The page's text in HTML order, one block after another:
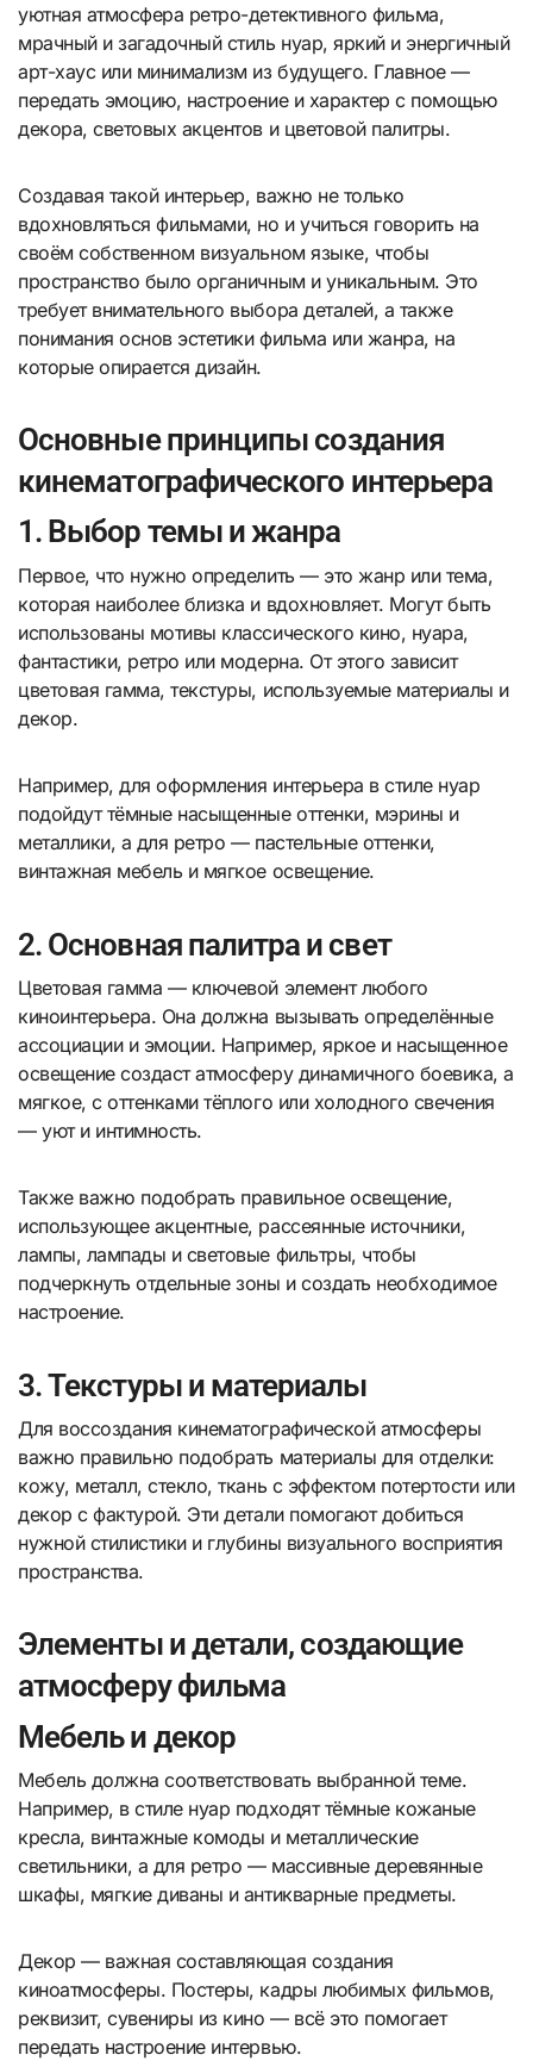
уютная атмосфера ретро-детективного фильма,
мрачный и загадочный стиль нуар, яркий и энергичный
арт-хаус или минимализм из будущего. Главное —
передать эмоцию, настроение и характер с помощью
декора, световых акцентов и цветовой палитры.
Создавая такой интерьер, важно не только
вдохновляться фильмами, но и учиться говорить на
своём собственном визуальном языке, чтобы
пространство было органичным и уникальным. Это
требует внимательного выбора деталей, а также
понимания основ эстетики фильма или жанра, на
которые опирается дизайн.
Основные принципы создания
кинематографического интерьера
1. Выбор темы и жанра
Первое, что нужно определить — это жанр или тема,
которая наиболее близка и вдохновляет. Могут быть
использованы мотивы классического кино, нуара,
фантастики, ретро или модерна. От этого зависит
цветовая гамма, текстуры, используемые материалы и
декор.
Например, для оформления интерьера в стиле нуар
подойдут тёмные насыщенные оттенки, мэрины и
металлики, а для ретро — пастельные оттенки,
винтажная мебель и мягкое освещение.
2. Основная палитра и свет
Цветовая гамма — ключевой элемент любого
киноинтерьера. Она должна вызывать определённые
ассоциации и эмоции. Например, яркое и насыщенное
освещение создаст атмосферу динамичного боевика, а
мягкое, с оттенками тёплого или холодного свечения
— уют и интимность.
Также важно подобрать правильное освещение,
использующее акцентные, рассеянные источники,
лампы, лампады и световые фильтры, чтобы
подчеркнуть отдельные зоны и создать необходимое
настроение.
3. Текстуры и материалы
Для воссоздания кинематографической атмосферы
важно правильно подобрать материалы для отделки:
кожу, металл, стекло, ткань с эффектом потертости или
декор с фактурой. Эти детали помогают добиться
нужной стилистики и глубины визуального восприятия
пространства.
Элементы и детали, создающие
атмосферу фильма
Мебель и декор
Мебель должна соответствовать выбранной теме.
Например, в стиле нуар подходят тёмные кожаные
кресла, винтажные комоды и металлические
светильники, а для ретро — массивные деревянные
шкафы, мягкие диваны и антикварные предметы.
Декор — важная составляющая создания
киноатмосферы. Постеры, кадры любимых фильмов,
реквизит, сувениры из кино — всё это помогает
передать настроение интервью.